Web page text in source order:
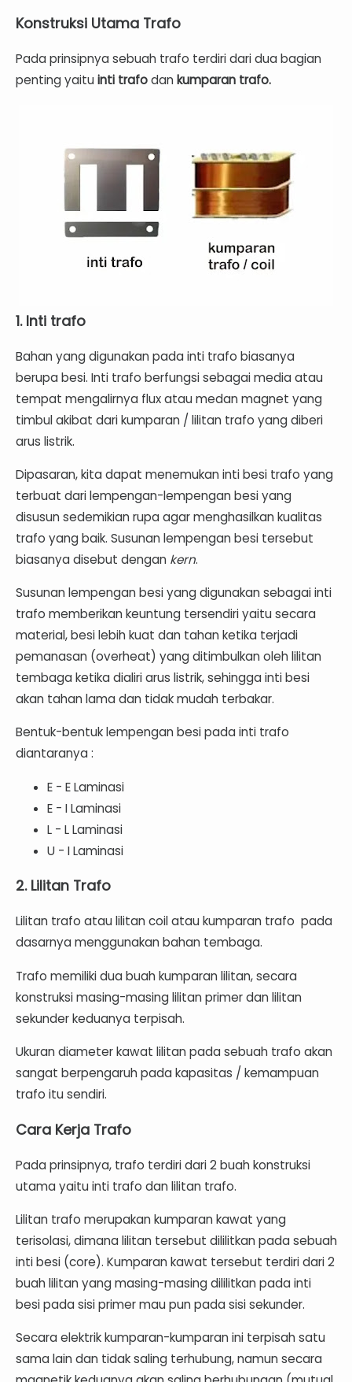
Konstruksi Utama Trafo
Pada prinsipnya sebuah trafo terdiri dari dua bagian
penting yaitu inti trafodan kumparan trafo.
1. Inti trafo
Bahan yang digunakan pada inti trafo biasanya
berupa besi. Inti trafo berfungsi sebagai media atau
tempat mengalirnya flux atau medan magnet yang
timbul akibat dari kumparan / lilitan trafo yang diberi
arus listrik.
Dipasaran, kita dapat menemukan inti besi trafo yang
terbuat dari lempengan-lempengan besi yang
disusun sedemikian rupa agar menghasilkan kualitas
trafo yang baik. Susunan lempengan besi tersebut
biasanya disebut dengan kern.
Susunan lempengan besi yang digunakan sebagai inti
trafo memberikan keuntung tersendiri yaitu secara
material, besi lebih kuat dan tahan ketika terjadi
pemanasan (overheat) yang ditimbulkan oleh lilitan
tembaga ketika dialiri arus listrik, sehingga inti besi
akan tahan lama dan tidak mudah terbakar.
Bentuk-bentuk lempengan besi pada inti trafo
diantaranya :
E - E Laminasi
E - I Laminasi
L - L Laminasi
U - I Laminasi
2. Lilitan Trafo
Lilitan trafo atau lilitan coil atau kumparan trafo pada
dasarnya menggunakan bahan tembaga.
Trafo memiliki dua buah kumparan lilitan, secara
konstruksi masing-masing lilitan primer dan lilitan
sekunder keduanya terpisah.
Ukuran diameter kawat lilitan pada sebuah trafo akan
sangat berpengaruh pada kapasitas / kemampuan
trafo itu sendiri.
Cara Kerja Trafo
Pada prinsipnya, trafo terdiri dari 2 buah konstruksi
utama yaitu inti trafo dan lilitan trafo.
Lilitan trafo merupakan kumparan kawat yang
terisolasi, dimana lilitan tersebut dililitkan pada sebuah
inti besi (core). Kumparan kawat tersebut terdiri dari 2
buah lilitan yang masing-masing dililitkan pada inti
besi pada sisi primer mau pun pada sisi sekunder.
Secara elektrik kumparan-kumparan ini terpisah satu
sama lain dan tidak saling terhubung, namun secara